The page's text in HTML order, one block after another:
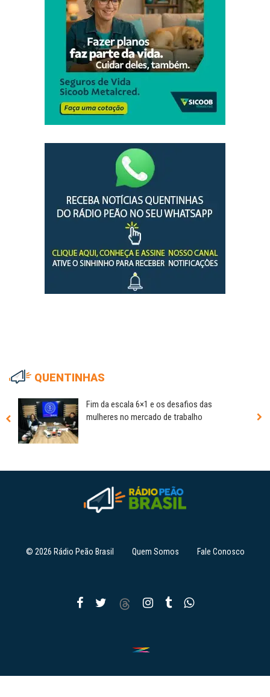
QUENTINHAS
Fim da escala 6×1 e os desafios das
mulheres no mercado de trabalho
© 2026 Rádio Peão Brasil Quem Somos Fale Conosco